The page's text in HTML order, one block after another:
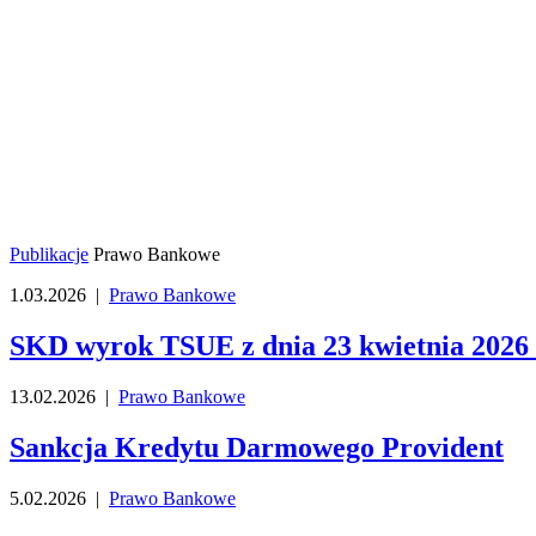
Publikacje Prawo Bankowe
1.03.2026 | Prawo Bankowe
SKD wyrok TSUE z dnia 23 kwietnia
13.02.2026 | Prawo Bankowe
Sankcja Kredytu Darmowego Provident
5.02.2026 | Prawo Bankowe